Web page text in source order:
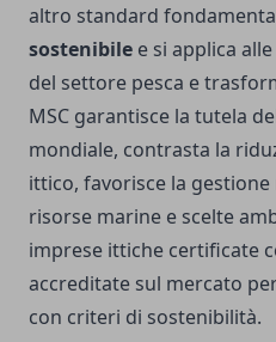
altro standard
sostenibile e si applica
del settore pesca e
MSC garantisce la tutela
mondiale, contrasta la
ittico, favorisce la
risorse marine e scelte
imprese ittiche certificate
accreditate sul mercato
con criteri di sostenibilità.